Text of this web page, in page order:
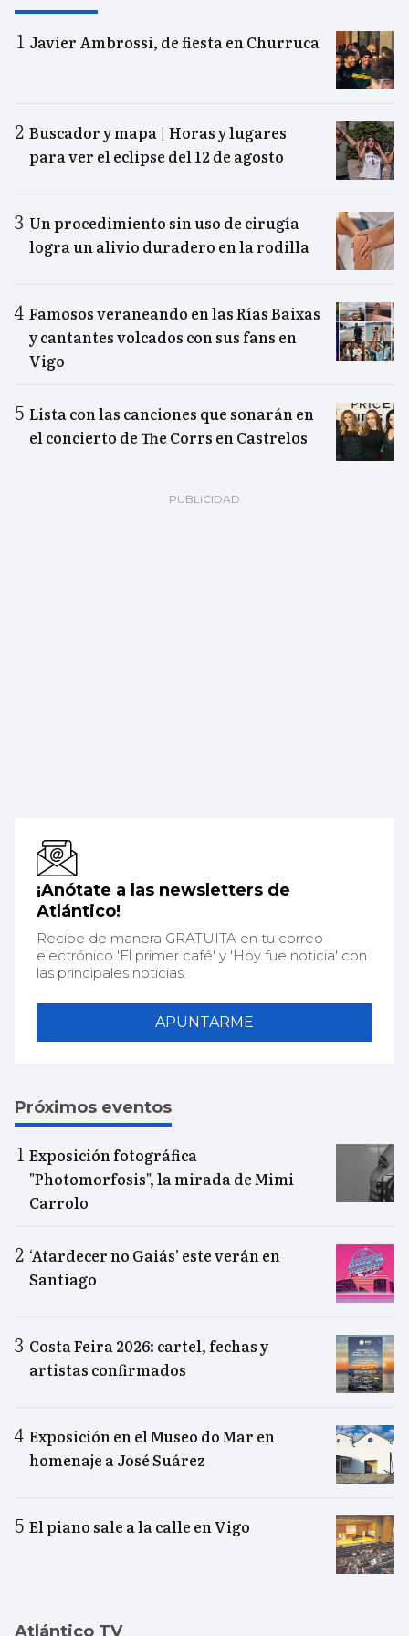
Javier Ambrossi, de fiesta en Churruca
Buscador y mapa | Horas y lugares
para ver el eclipse del 12 de agosto
Un procedimiento sin uso de cirugía
logra un alivio duradero en la rodilla
Famosos veraneando en las Rías Baixas
y cantantes volcados con sus fans en
Vigo
Lista con las canciones que sonarán en
el concierto de The Corrs en Castrelos
¡Anótate a las newsletters de
Atlántico!
Recibe de manera GRATUITA en tu correo
electrónico 'El primer café' y 'Hoy fue noticia' con
las principales noticias.
APUNTARME
Próximos eventos
Exposición fotográfica
"Photomorfosis", la mirada de Mimi
Carrolo
‘Atardecer no Gaiás’ este verán en
Santiago
Costa Feira 2026: cartel, fechas y
artistas confirmados
Exposición en el Museo do Mar en
homenaje a José Suárez
El piano sale a la calle en Vigo
Atlántico TV